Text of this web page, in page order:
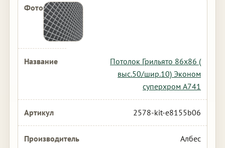
Потолок Грильято 86х86 (
выс.50/шир.10) Эконом
суперхром А741
2578-kit-e8155b06
Албес